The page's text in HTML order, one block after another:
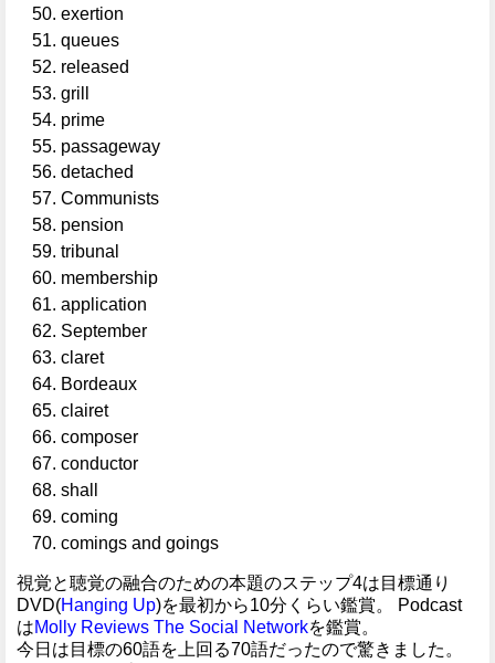
exertion
queues
released
grill
prime
passageway
detached
Communists
pension
tribunal
membership
application
September
claret
Bordeaux
clairet
composer
conductor
shall
coming
comings and goings
視覚と聴覚の融合のための本題のステップ4は目標通り
DVD(Hanging Up)を最初から10分くらい鑑賞。 Podcast
はMolly Reviews The Social Networkを鑑賞。
今日は目標の60語を上回る70語だったので驚きました。